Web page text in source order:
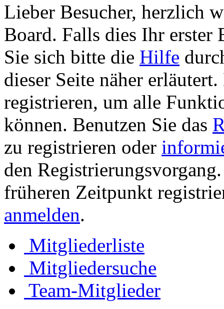
Lieber Besucher, herzlich
Board. Falls dies Ihr erster
Sie sich bitte die Hilfe
dieser Seite näher
registrieren, um alle
können. Benutzen Sie das
zu registrieren oder
den
früheren Zeitpunkt
anmelden.
Mitgliederliste
Mitgliedersuche
Team-Mitglieder